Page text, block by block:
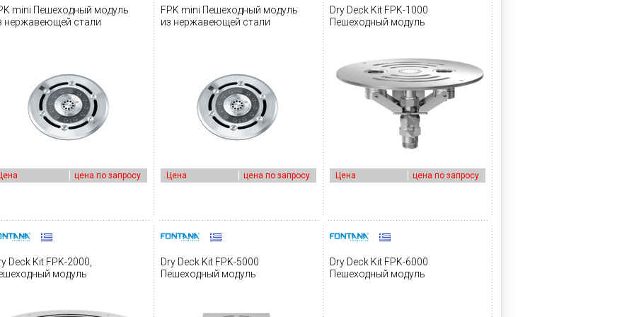
mini Пешеходный модуль
нержавеющей стали
цена по запросу
FPK mini Пешеходный модуль
из нержавеющей стали
Цена цена по запросу
Dry Deck Kit FPK-1000
Пешеходный модуль
Цена цена по запросу
Deck Kit FPK-2000,
модуль
Dry Deck Kit FPK-5000
Пешеходный модуль
Dry Deck Kit FPK-6000
Пешеходный модуль